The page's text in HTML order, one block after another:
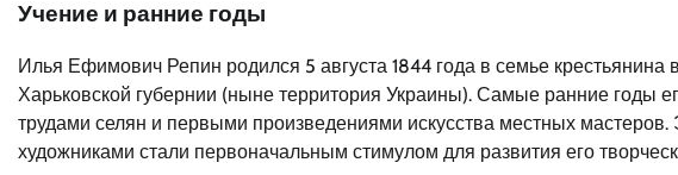
Учение и ранние годы
Илья Ефимович Репин родился 5 августа 1844 года в семье крестьянина
Харьковской губернии (ныне территория Украины). Самые ранние годы
трудами селян и первыми произведениями искусства местных
художниками стали первоначальным стимулом для развития его